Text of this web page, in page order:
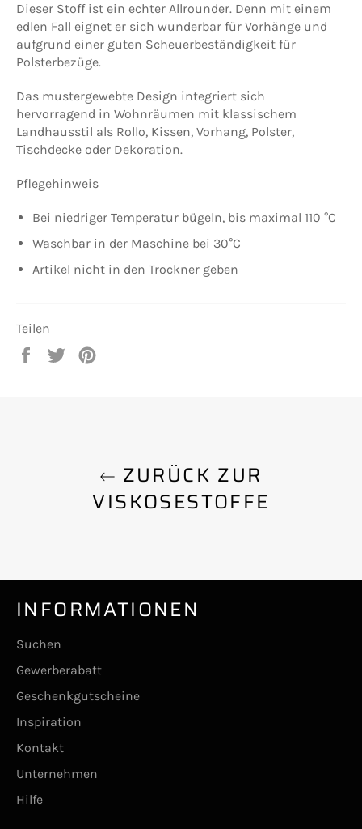
Dieser Stoff ist ein echter Allrounder. Denn mit einem
edlen Fall eignet er sich wunderbar für Vorhänge und
aufgrund einer guten Scheuerbeständigkeit für
Polsterbezüge.
Das mustergewebte Design integriert sich
hervorragend in Wohnräumen mit klassischem
Landhausstil als Rollo, Kissen, Vorhang, Polster,
Tischdecke oder Dekoration.
Pflegehinweis
Bei niedriger Temperatur bügeln, bis maximal 110 °C
Waschbar in der Maschine bei 30°C
Artikel nicht in den Trockner geben
Teilen
Auf
Auf
ZURÜCK ZUR
VISKOSESTOFFE
INFORMATIONEN
Suchen
Gewerberabatt
Geschenkgutscheine
Inspiration
Kontakt
Unternehmen
Hilfe